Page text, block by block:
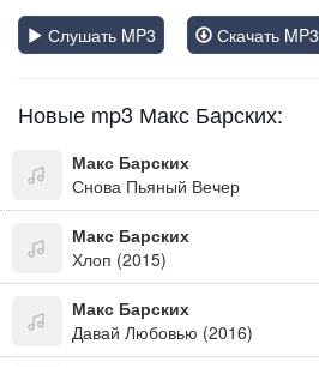
Слушать MP3 Скачать MP3
Новые mp3 Макс Барских:
Макс Барских
Снова Пьяный Вечер
Макс Барских
Хлоп (2015)
Макс Барских
Давай Любовью (2016)